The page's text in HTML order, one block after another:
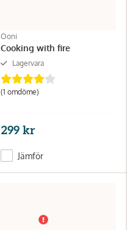
Ooni
Cooking with fire
Lagervara
(1 omdöme)
299 kr
Jämför